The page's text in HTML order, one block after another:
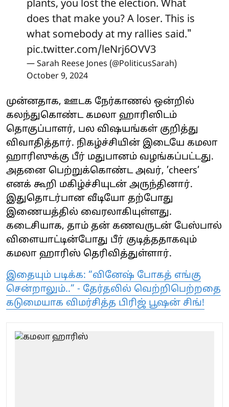
plants, you lost the election. What
does that make you? A loser. This is
what somebody at my rallies said."
pic.twitter.com/leNrj6OVV3
— Sarah Reese Jones (@PoliticusSarah)
October 9, 2024
முன்னதாக, ஊடக நேர்காணல் ஒன்றில்
கலந்துகொண்ட கமலா ஹாரிஸிடம்
தொகுப்பாளர், பல விஷயங்கள் குறித்து
விவாதித்தார். நிகழ்ச்சியின் இடையே கமலா
ஹாரிஸுக்கு பீர் மதுபானம் வழங்கப்பட்டது.
அதனை பெற்றுக்கொண்ட அவர், ’cheers’
எனக் கூறி மகிழ்ச்சியுடன் அருந்தினார்.
இதுதொடர்பான வீடியோ தற்போது
இணையத்தில் வைரலாகியுள்ளது.
கடைசியாக, தாம் தன் கணவருடன் பேஸ்பால்
விளையாட்டின்போது பீர் குடித்ததாகவும்
கமலா ஹாரிஸ் தெரிவித்துள்ளார்.
இதையும் படிக்க: “வினேஷ் போகத் எங்கு
சென்றாலும்..” - தேர்தலில் வெற்றிபெற்றதை
கடுமையாக விமர்சித்த பிரிஜ் பூஷன் சிங்!